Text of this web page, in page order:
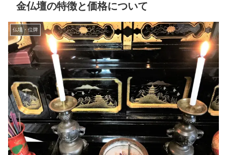
金仏壇の特徴と価格について
仏壇・位牌